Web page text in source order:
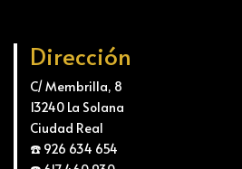
Dirección
C/ Membrilla, 8
13240 La Solana
Ciudad Real
☎️ 926 634 654